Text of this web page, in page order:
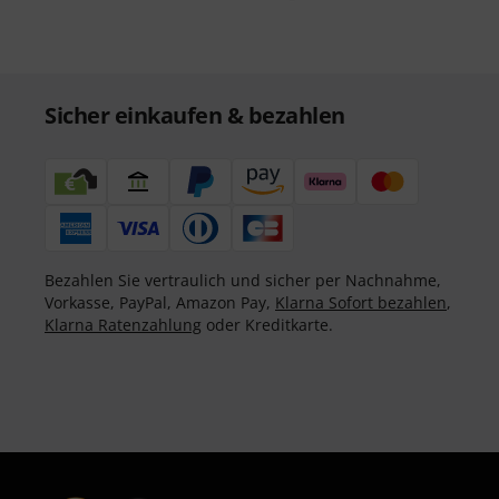
Sicher einkaufen & bezahlen
Bezahlen Sie vertraulich und sicher per Nachnahme,
Vorkasse, PayPal, Amazon Pay, Klarna Sofort bezahlen,
Klarna Ratenzahlung oder Kreditkarte.